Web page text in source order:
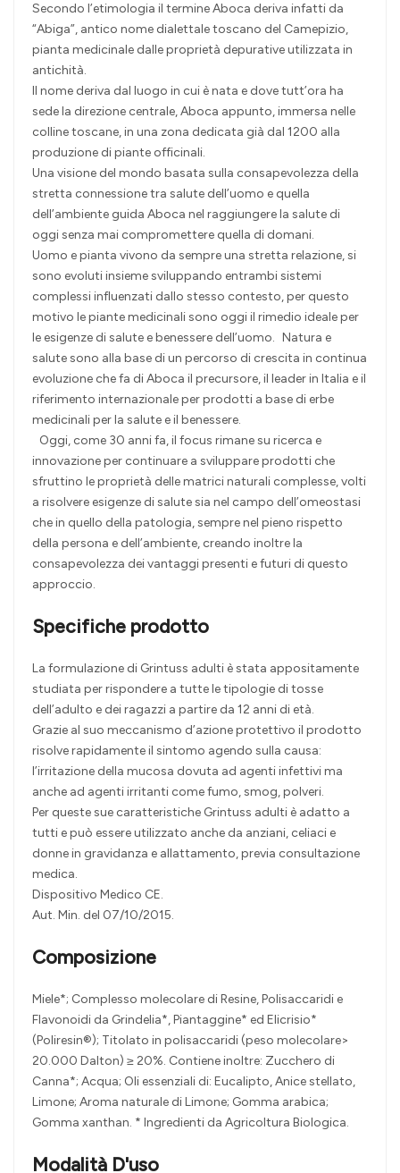
Secondo l’etimologia il termine Aboca deriva infatti da
“Abiga”, antico nome dialettale toscano del Camepizio,
pianta medicinale dalle proprietà depurative utilizzata in
antichità.
Il nome deriva dal luogo in cui è nata e dove tutt’ora ha
sede la direzione centrale, Aboca appunto, immersa nelle
colline toscane, in una zona dedicata già dal 1200 alla
produzione di piante officinali.
Una visione del mondo basata sulla consapevolezza della
stretta connessione tra salute dell’uomo e quella
dell’ambiente guida Aboca nel raggiungere la salute di
oggi senza mai compromettere quella di domani.
Uomo e pianta vivono da sempre una stretta relazione, si
sono evoluti insieme sviluppando entrambi sistemi
complessi influenzati dallo stesso contesto, per questo
motivo le piante medicinali sono oggi il rimedio ideale per
le esigenze di salute e benessere dell’uomo. Natura e
salute sono alla base di un percorso di crescita in continua
evoluzione che fa di Aboca il precursore, il leader in Italia e il
riferimento internazionale per prodotti a base di erbe
medicinali per la salute e il benessere.
Oggi, come 30 anni fa, il focus rimane su ricerca e
innovazione per continuare a sviluppare prodotti che
sfruttino le proprietà delle matrici naturali complesse, volti
a risolvere esigenze di salute sia nel campo dell’omeostasi
che in quello della patologia, sempre nel pieno rispetto
della persona e dell’ambiente, creando inoltre la
consapevolezza dei vantaggi presenti e futuri di questo
approccio.
Specifiche prodotto
La formulazione di Grintuss adulti è stata appositamente
studiata per rispondere a tutte le tipologie di tosse
dell’adulto e dei ragazzi a partire da 12 anni di età.
Grazie al suo meccanismo d’azione protettivo il prodotto
risolve rapidamente il sintomo agendo sulla causa:
l’irritazione della mucosa dovuta ad agenti infettivi ma
anche ad agenti irritanti come fumo, smog, polveri.
Per queste sue caratteristiche Grintuss adulti è adatto a
tutti e può essere utilizzato anche da anziani, celiaci e
donne in gravidanza e allattamento, previa consultazione
medica.
Dispositivo Medico CE.
Aut. Min. del 07/10/2015.
Composizione
Miele*; Complesso molecolare di Resine, Polisaccaridi e
Flavonoidi da Grindelia*, Piantaggine* ed Elicrisio*
(Poliresin®); Titolato in polisaccaridi (peso molecolare>
20.000 Dalton) ≥ 20%. Contiene inoltre: Zucchero di
Canna*; Acqua; Oli essenziali di: Eucalipto, Anice stellato,
Limone; Aroma naturale di Limone; Gomma arabica;
Gomma xanthan. * Ingredienti da Agricoltura Biologica.
Modalità D'uso